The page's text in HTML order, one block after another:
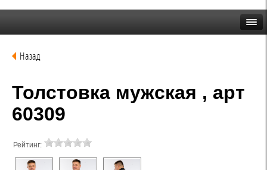
Назад
Толстовка мужская , арт
60309
Рейтинг: